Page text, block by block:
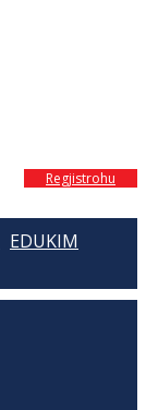
Regjistrohu
EDUKIM